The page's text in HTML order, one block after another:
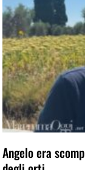
Angelo era